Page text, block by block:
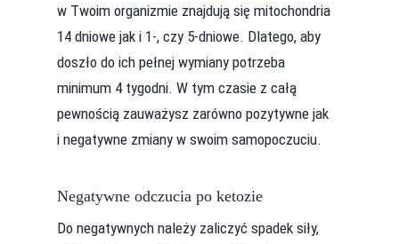
w Twoim organizmie znajdują się mitochondria
14 dniowe jak i 1-, czy 5-dniowe. Dlatego, aby
doszło do ich pełnej wymiany potrzeba
minimum 4 tygodni. W tym czasie z całą
pewnością zauważysz zarówno pozytywne jak
i negatywne zmiany w swoim samopoczuciu.
Negatywne odczucia po ketozie
Do negatywnych należy zaliczyć spadek siły,